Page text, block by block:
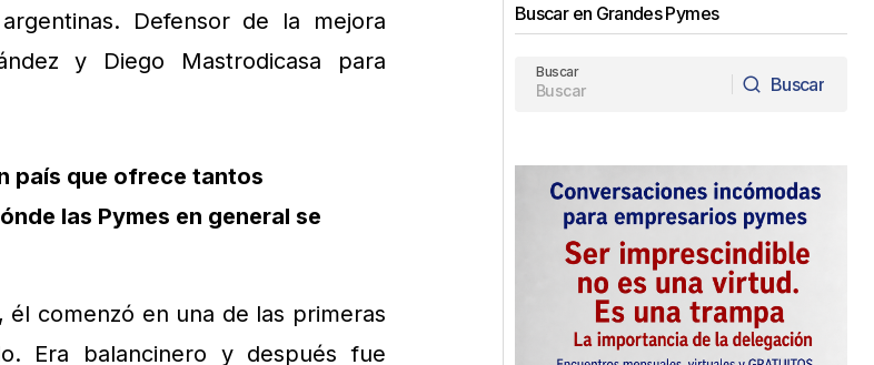
Defensor de la mejora
y Diego Mastrodicasa para
país que ofrece tantos
las Pymes en general se
comenzó en una de las primeras
Era balancinero y después fue
Buscar en Grandes Pymes
Buscar
Buscar